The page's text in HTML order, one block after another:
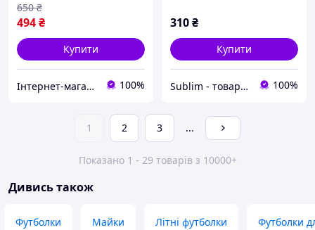
494₴
650 ₴
Купити
Інтернет-магазин VLADAMARIN 100%
310₴
Купити
Sublim - товари для брендингу, реклами та сувенірів 100%
1 2 3 ...
Показано 1 - 29 товарів з 10000+
Дивись також
Футболки Майки Літні футболки Футболки